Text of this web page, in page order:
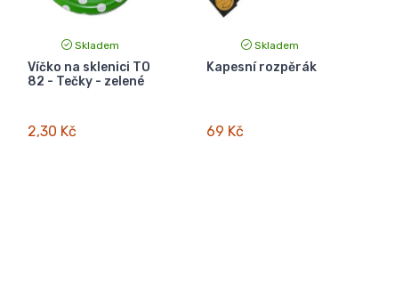
Skladem
Víčko na sklenici TO
82 - Tečky - zelené
2,30 Kč
Skladem
Kapesní rozpěrák
69 Kč